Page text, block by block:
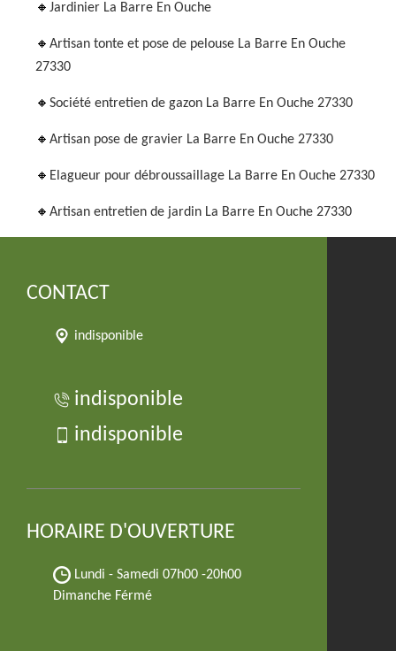
Jardinier La Barre En Ouche
Artisan tonte et pose de pelouse La Barre En Ouche
27330
Société entretien de gazon La Barre En Ouche 27330
Artisan pose de gravier La Barre En Ouche 27330
Elagueur pour débroussaillage La Barre En Ouche 27330
Artisan entretien de jardin La Barre En Ouche 27330
CONTACT
indisponible
indisponible
indisponible
HORAIRE D'OUVERTURE
Lundi - Samedi 07h00 -20h00
Dimanche Férmé